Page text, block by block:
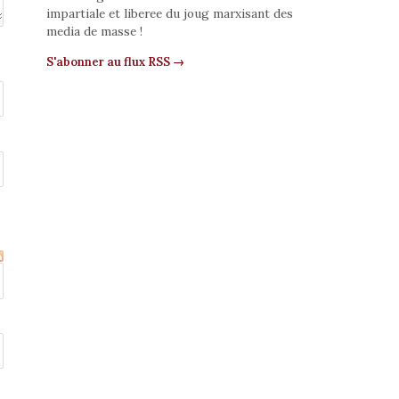
impartiale et liberee du joug marxisant des
media de masse !
S'abonner au flux RSS →